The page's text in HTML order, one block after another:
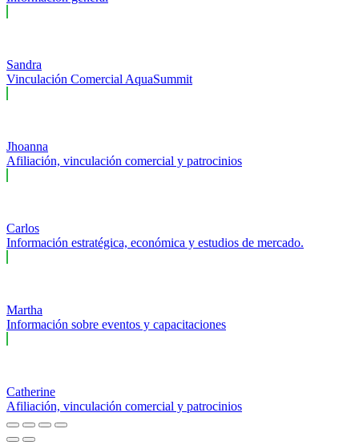
Sandra
Vinculación Comercial AquaSummit
Jhoanna
Afiliación, vinculación comercial y patrocinios
Carlos
Información estratégica, económica y estudios de mercado.
Martha
Información sobre eventos y capacitaciones
Catherine
Afiliación, vinculación comercial y patrocinios